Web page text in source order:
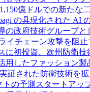
億ドルでの新たな
の具現化された AI
の政府技術グループ
イチェーン攻撃を阻
に初投資、欧州防衛
用したファッション
証された防衛技術を
の予測スタートアッ